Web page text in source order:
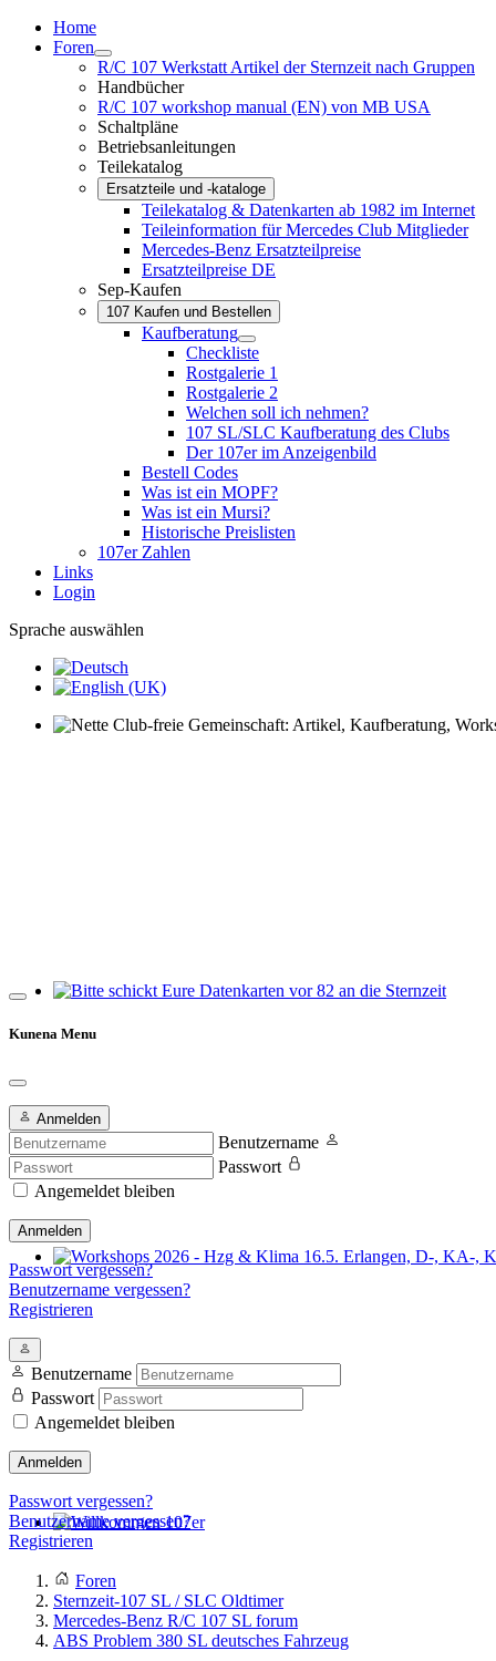
Home
Foren
R/C 107 Werkstatt Artikel der Sternzeit nach Gruppen
Handbücher
R/C 107 workshop manual (EN) von MB USA
Schaltpläne
Betriebsanleitungen
Teilekatalog
Ersatzteile und -kataloge
Teilekatalog & Datenkarten ab 1982 im Internet
Teileinformation für Mercedes Club Mitglieder
Mercedes-Benz Ersatzteilpreise
Ersatzteilpreise DE
Sep-Kaufen
107 Kaufen und Bestellen
Kaufberatung
Checkliste
Rostgalerie 1
Rostgalerie 2
Welchen soll ich nehmen?
107 SL/SLC Kaufberatung des Clubs
Der 107er im Anzeigenbild
Bestell Codes
Was ist ein MOPF?
Was ist ein Mursi?
Historische Preislisten
107er Zahlen
Links
Login
Sprache auswählen
Workshops 2026 - Hzg & Klima 16.5. Erlangen, D-, KA-, KE-
Willkommen 107er
Kunena Menu
Anmelden
Benutzername
Passwort
Angemeldet bleiben
Anmelden
Passwort vergessen?
Benutzername vergessen?
Registrieren
Benutzername
Passwort
Angemeldet bleiben
Anmelden
Passwort vergessen?
Benutzername vergessen?
Registrieren
Foren
Sternzeit-107 SL / SLC Oldtimer
Mercedes-Benz R/C 107 SL forum
ABS Problem 380 SL deutsches Fahrzeug